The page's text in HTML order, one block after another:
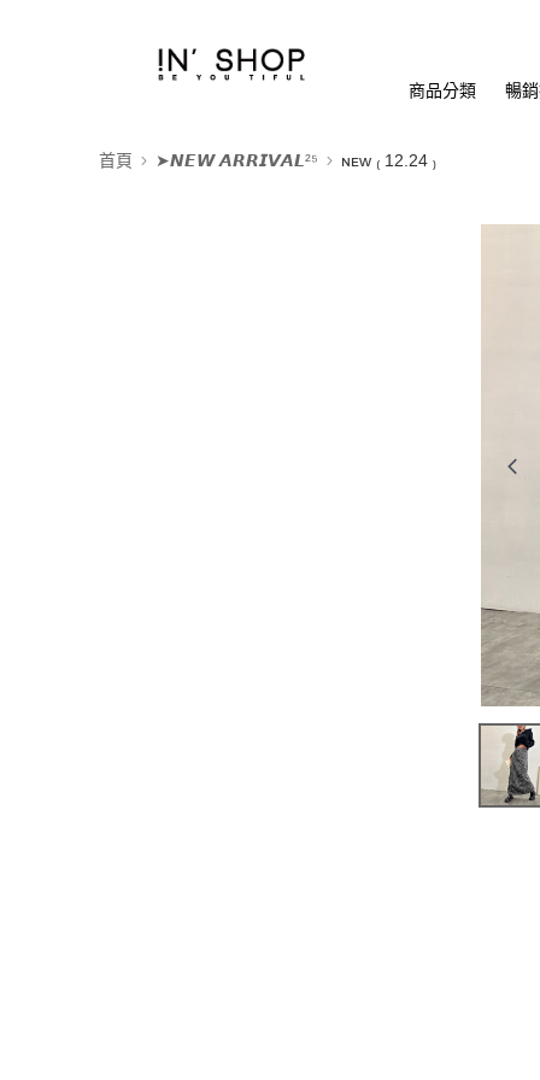
商品分類 暢
首頁 ➤𝙉𝙀𝙒 𝘼𝙍𝙍𝙄𝙑𝘼𝙇²⁵ ɴᴇᴡ ₍ 12.24 ₎